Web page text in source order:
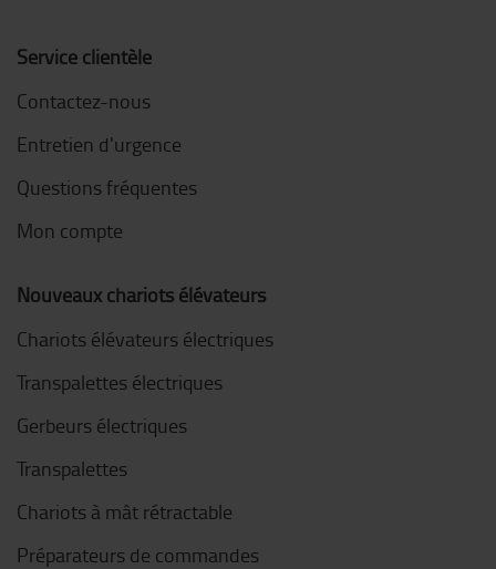
Service clientèle
Contactez-nous
Entretien d'urgence
Questions fréquentes
Mon compte
Nouveaux chariots élévateurs
Chariots élévateurs électriques
Transpalettes électriques
Gerbeurs électriques
Transpalettes
Chariots à mât rétractable
Préparateurs de commandes